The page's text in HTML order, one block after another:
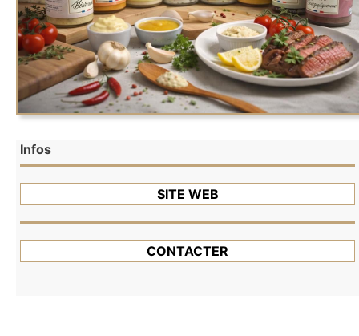
Infos
SITE WEB
CONTACTER